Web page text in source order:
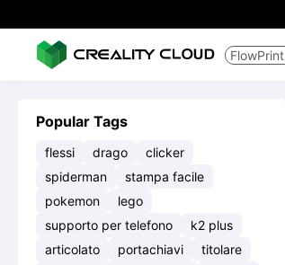
FlowPrint
Popular Tags
flessi drago
clicker
spiderman
stampa facile
pokemon
lego
supporto per telefono
k2 plus
articolato
portachiavi
titolare